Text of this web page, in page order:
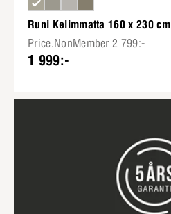
Runi Kelimmatta 160 x 230 cm
Price.NonMember 2 799:-
1 999:-